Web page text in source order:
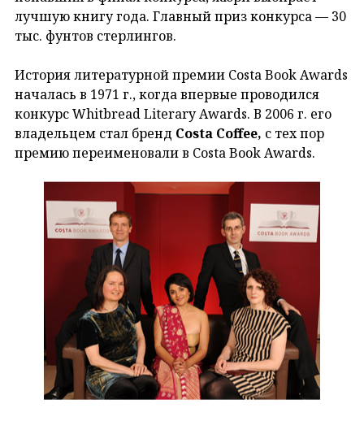
лучшую книгу года. Главный приз конкурса — 30
тыс. фунтов стерлингов.
История литературной премии Costa Book Awards
началась в 1971 г., когда впервые проводился
конкурс Whitbread Literary Awards. В 2006 г. его
владельцем стал бренд Costa Coffee, с тех пор
премию переименовали в Costa Book Awards.